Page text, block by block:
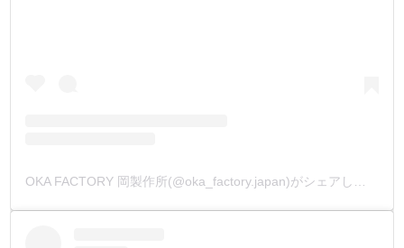
OKA FACTORY 岡製作所(@oka_factory.japan)がシェアした投稿